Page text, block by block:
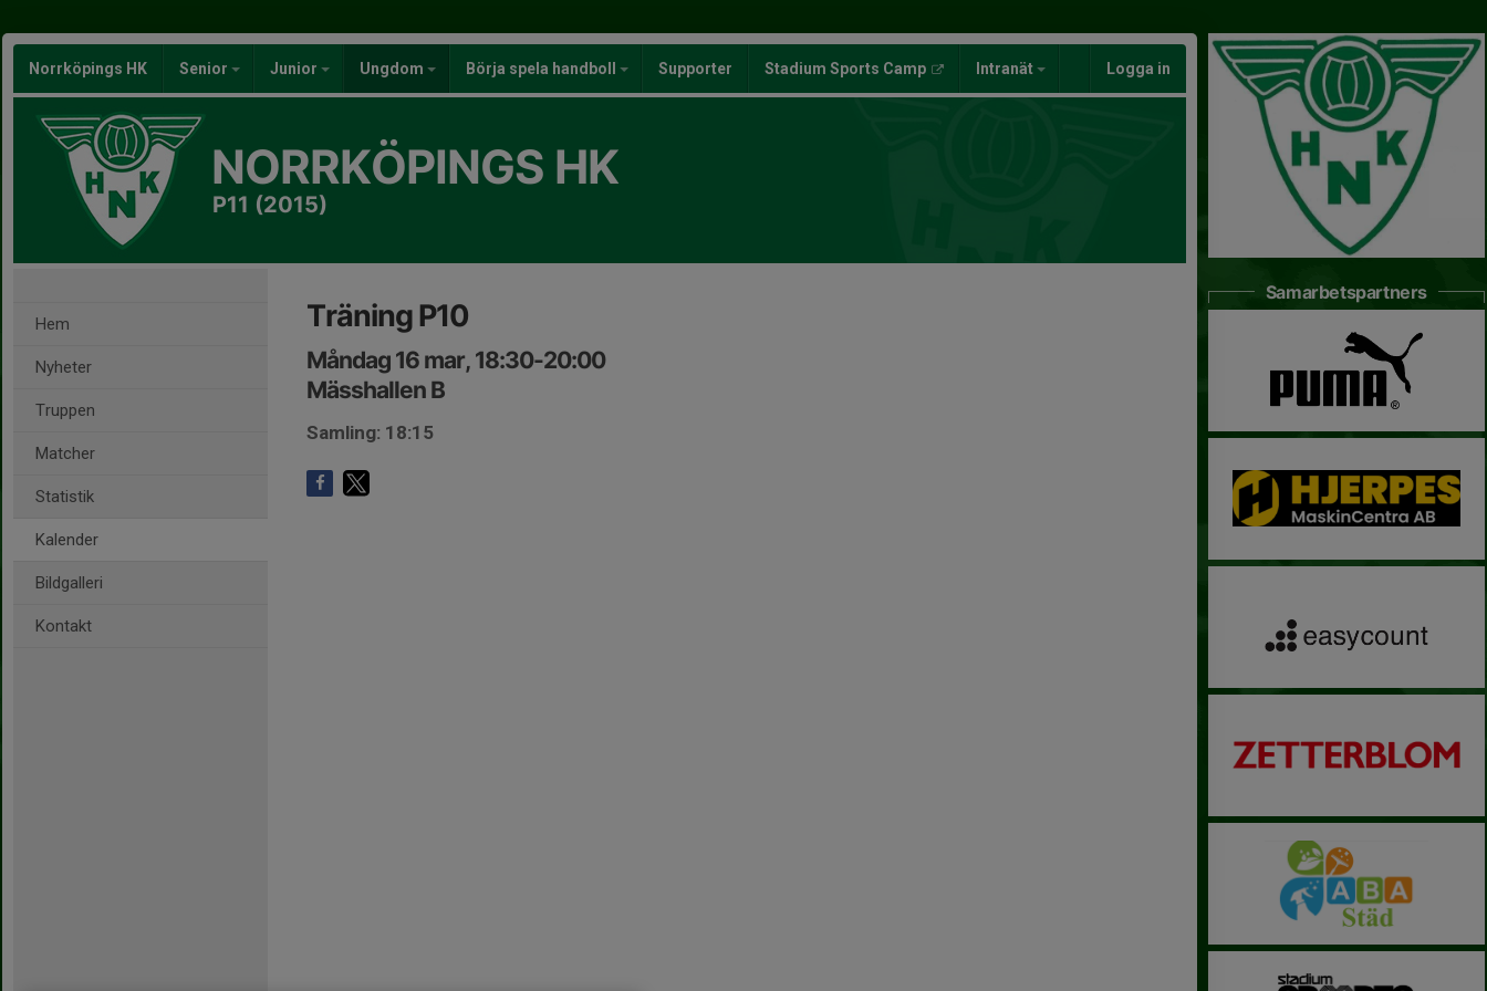
Norrköpings HK Senior Junior Ungdom Börja spela handboll Supporter Stadium Sports Camp Intranät Logga in
NORRKÖPINGS HK
P11 (2015)
Hem
Nyheter
Truppen
Matcher
Statistik
Kalender
Bildgalleri
Kontakt
Träning P10
Måndag 16 mar, 18:30-20:00
Mässhallen B
Samling: 18:15
Samarbetspartners